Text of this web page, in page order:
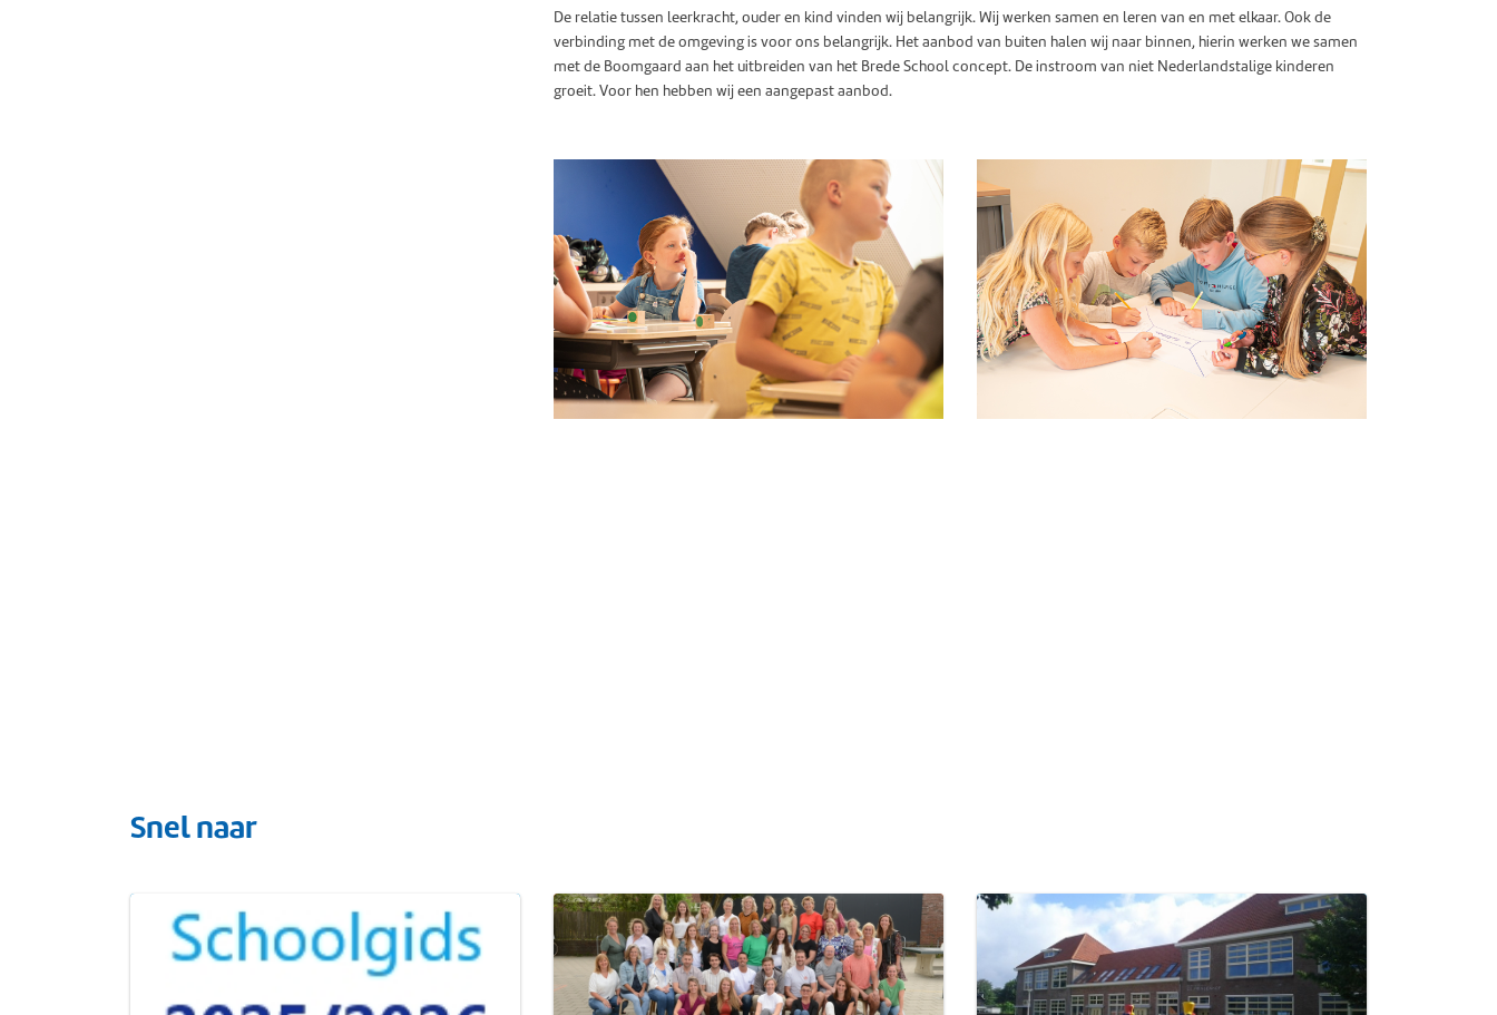
De relatie tussen leerkracht, ouder en kind vinden wij belangrijk. Wij werken samen en leren van en met elkaar. Ook de
verbinding met de omgeving is voor ons belangrijk. Het aanbod van buiten halen wij naar binnen, hierin werken we samen
met de Boomgaard aan het uitbreiden van het Brede School concept. De instroom van niet Nederlandstalige kinderen
groeit. Voor hen hebben wij een aangepast aanbod.
Snel naar